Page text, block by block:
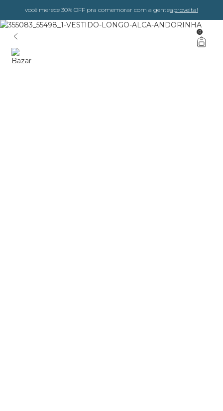
você merece 30% OFF pra comemorar com a genteaproveita!
0